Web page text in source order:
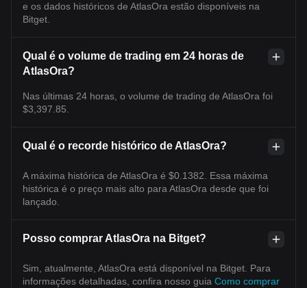
e os dados históricos de AtlasOra estão disponíveis na
Bitget.
Qual é o volume de trading em 24 horas de
AtlasOra?
Nas últimas 24 horas, o volume de trading de AtlasOra foi
$3,397.85.
Qual é o recorde histórico de AtlasOra?
A máxima histórica de AtlasOra é $0.1382. Essa máxima
histórica é o preço mais alto para AtlasOra desde que foi
lançado.
Posso comprar AtlasOra na Bitget?
Sim, atualmente, AtlasOra está disponível na Bitget. Para
informações detalhadas, confira nosso guia Como comprar